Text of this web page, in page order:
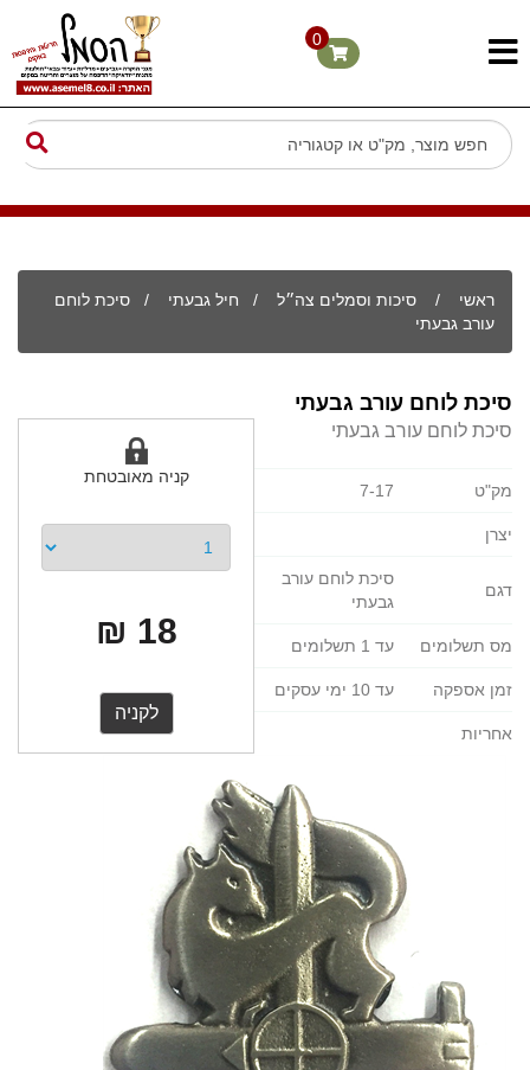
0
ראשי / סיכות וסמלים צה״ל / חיל גבעתי / סיכת לוחם
עורב גבעתי
סיכת לוחם עורב גבעתי
קניה מאובטחת
18 ₪
סיכת לוחם עורב גבעתי
מק"ט 7-17
יצרן
דגם
סיכת לוחם עורב
גבעתי
מס תשלומים עד 1 תשלומים
זמן אספקה עד 10 ימי עסקים
אחריות